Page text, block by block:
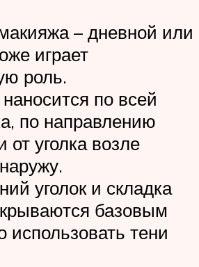
– дневной или
играет
роль.
по всей
по направлению
от уголка возле
уголок и складка
базовым
тени